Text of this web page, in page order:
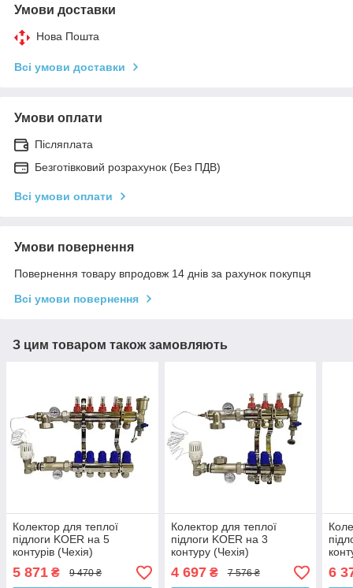
Умови доставки
Нова Пошта
Всі умови доставки
Умови оплати
Післяплата
Безготівковий розрахунок (Без ПДВ)
Всі умови оплати
Умови повернення
Повернення товару впродовж 14 днів за рахунок покупця
Всі умови повернення
З цим товаром також замовляють
Колектор для теплої
підлоги KOER на 5
контурів (Чехія)
5 871 ₴ 9 470 ₴
Колектор для теплої
підлоги KOER на 3
контуру (Чехія)
4 697₴ 7 576 ₴ 6